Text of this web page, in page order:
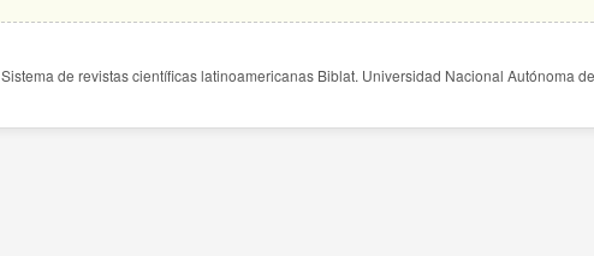
Sistema de revistas científicas latinoamericanas Biblat. Universidad Nacional Autónoma